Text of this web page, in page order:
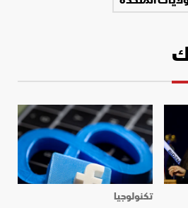
تكنولوجيا